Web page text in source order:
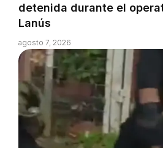
detenida durante el
Lanús
agosto 7, 2026